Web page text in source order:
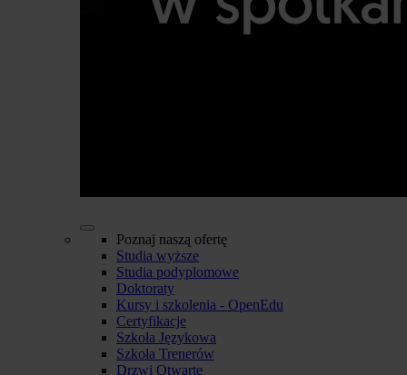
Poznaj naszą ofertę
Studia wyższe
Studia podyplomowe
Doktoraty
Kursy i szkolenia - OpenEdu
Certyfikacje
Szkoła Językowa
Szkoła Trenerów
Drzwi Otwarte